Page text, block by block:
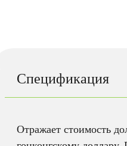
Спецификация
Отражает стоимость